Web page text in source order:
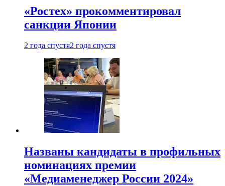
«Ростех» прокомментировал
санкции Японии
2 года спустя2 года спустя
Названы кандидаты в профильных
номинациях премии
«Медиаменеджер России 2024»